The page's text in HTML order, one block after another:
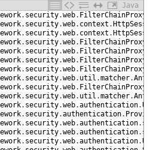
Java
. security.web. FilterChainProxy
. security.web. context .
. security.web. context .
. security.web. FilterChainProxy
. security.web. FilterChainProxy
. security.web. FilterChainProxy
. security.web. FilterChainProxy
. security.web. util .matcher.
. security.web. FilterChainProxy
. security.web. util .matcher.
. security.web.authentication.
. security.authentication.
. security.web.authentication.
. security.web.authentication.
. security.web.authentication.